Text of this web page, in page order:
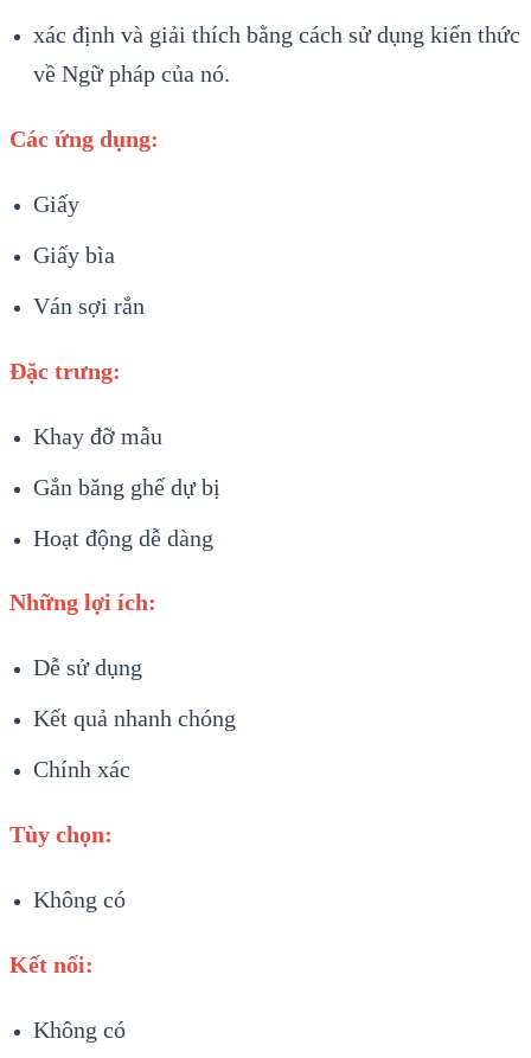
xác định và giải thích bằng cách sử dụng kiến ​​thức
về Ngữ pháp của nó.
Các ứng dụng:
Giấy
Giấy bìa
Ván sợi rắn
Đặc trưng:
Khay đỡ mẫu
Gắn băng ghế dự bị
Hoạt động dễ dàng
Những lợi ích:
Dễ sử dụng
Kết quả nhanh chóng
Chính xác
Tùy chọn:
Không có
Kết nối:
Không có